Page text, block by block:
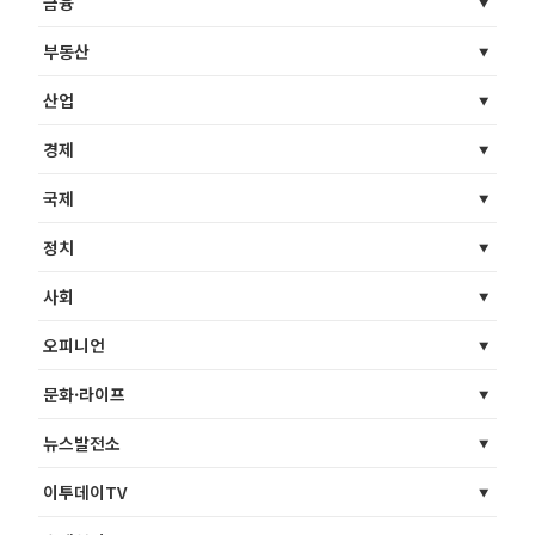
부동산
산업
경제
국제
정치
사회
오피니언
문화·라이프
뉴스발전소
이투데이TV